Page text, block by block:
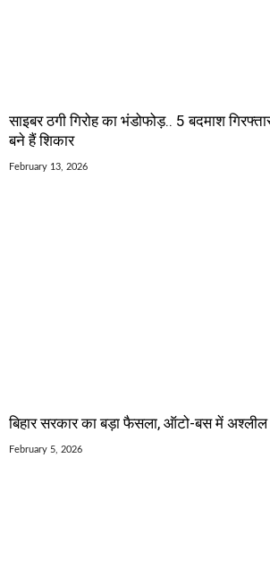
साइबर ठगी गिरोह का भंडोफोड़.. 5 बदमाश
बने हैं शिकार
February 13, 2026
बिहार सरकार का बड़ा फैसला, ऑटो-बस में अश्लील
February 5, 2026